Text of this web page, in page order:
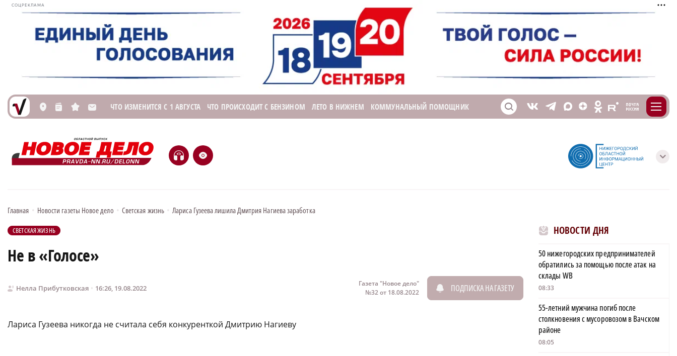
СОЦРЕКЛАМА
L n s M ЧТО ИЗМЕНИТСЯ С 1 АВГУСТА ЧТО ПРОИСХОДИТ С БЕНЗИНОМ ЛЕТО В НИЖНЕМ КОММУНАЛЬНЫЙ ПОМОЩНИК S V T X Z O E m
H e с
Главная • Новости газеты Новое дело • Светская жизнь • Лариса Гузеева лишила Дмитрия Нагиева заработка
СВЕТСКАЯ ЖИЗНЬ
Не в «Голосе»
Нелла Прибутковская 16:26, 19.08.2022
Газета "Новое дело"
№32 от 18.08.2022
ПОДПИСКА НА ГАЗЕТУ
Лариса Гузеева никогда не считала себя конкуренткой Дмитрию Нагиеву
НОВОСТИ ДНЯ
50 нижегородских предпринимателей
обратились за помощью после атак на
склады WB
08:33
55-летний мужчина погиб после
столкновения с мусоровозом в Вачском
районе
08:05